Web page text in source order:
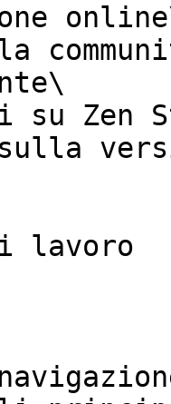
su Zen
lavoro